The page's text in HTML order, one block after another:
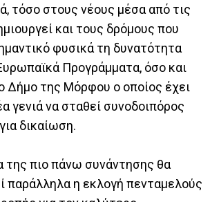
τόσο στους νέους μέσα από τις
και τους δρόμους που
φυσικά τη δυνατότητα
Προγράμματα, όσο και
Δήμο της Μόρφου ο οποίος έχει
γενιά να σταθεί συνοδοιπόρος
δικαίωση.
της πιο πάνω συνάντησης θα
παράλληλα η εκλογή πενταμελούς